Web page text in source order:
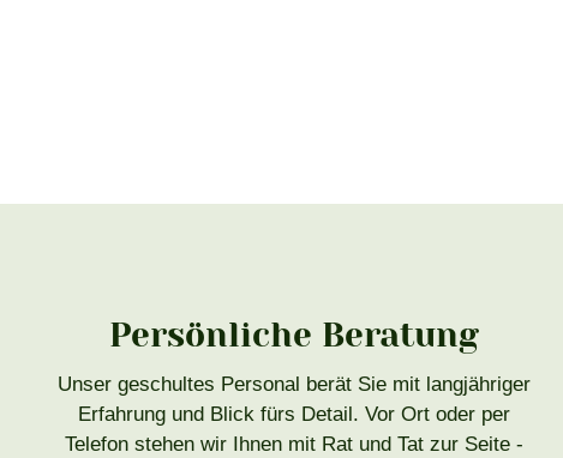
Persönliche Beratung
Unser geschultes Personal berät Sie mit langjähriger
Erfahrung und Blick fürs Detail. Vor Ort oder per
Telefon stehen wir Ihnen mit Rat und Tat zur Seite -